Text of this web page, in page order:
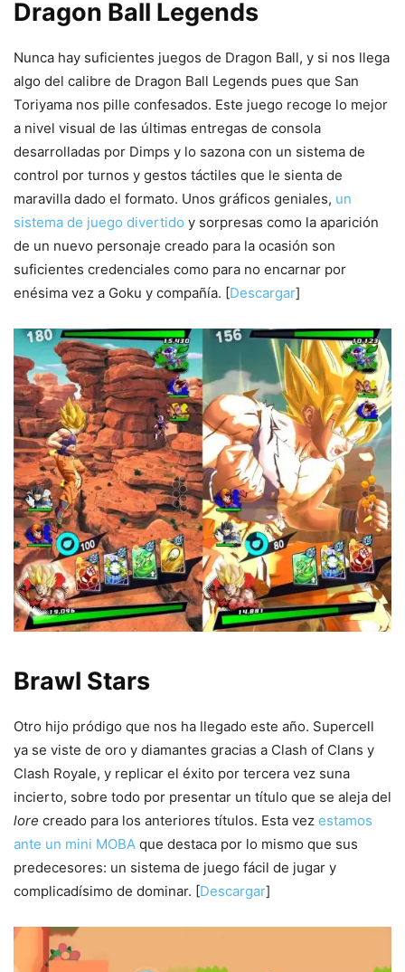
Dragon Ball Legends
Nunca hay suficientes juegos de Dragon Ball, y si nos llega
algo del calibre de Dragon Ball Legends pues que San
Toriyama nos pille confesados. Este juego recoge lo mejor
a nivel visual de las últimas entregas de consola
desarrolladas por Dimps y lo sazona con un sistema de
control por turnos y gestos táctiles que le sienta de
maravilla dado el formato. Unos gráficos geniales, un
sistema de juego divertido y sorpresas como la aparición
de un nuevo personaje creado para la ocasión son
suficientes credenciales como para no encarnar por
enésima vez a Goku y compañía. [Descargar]
Brawl Stars
Otro hijo pródigo que nos ha llegado este año. Supercell
ya se viste de oro y diamantes gracias a Clash of Clans y
Clash Royale, y replicar el éxito por tercera vez suna
incierto, sobre todo por presentar un título que se aleja del
lore creado para los anteriores títulos. Esta vez estamos
ante un mini MOBA que destaca por lo mismo que sus
predecesores: un sistema de juego fácil de jugar y
complicadísimo de dominar. [Descargar]